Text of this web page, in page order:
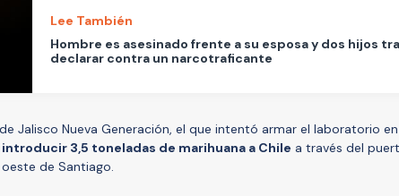
Lee También
Hombre es asesinado frente a su esposa y dos hijos
declarar contra un narcotraficante
Jalisco Nueva Generación, el que intentó armar el laboratorio
3,5 toneladas de marihuana a Chile a través del
de Santiago.